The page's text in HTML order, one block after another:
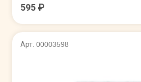
595 ₽
Арт. 00003598